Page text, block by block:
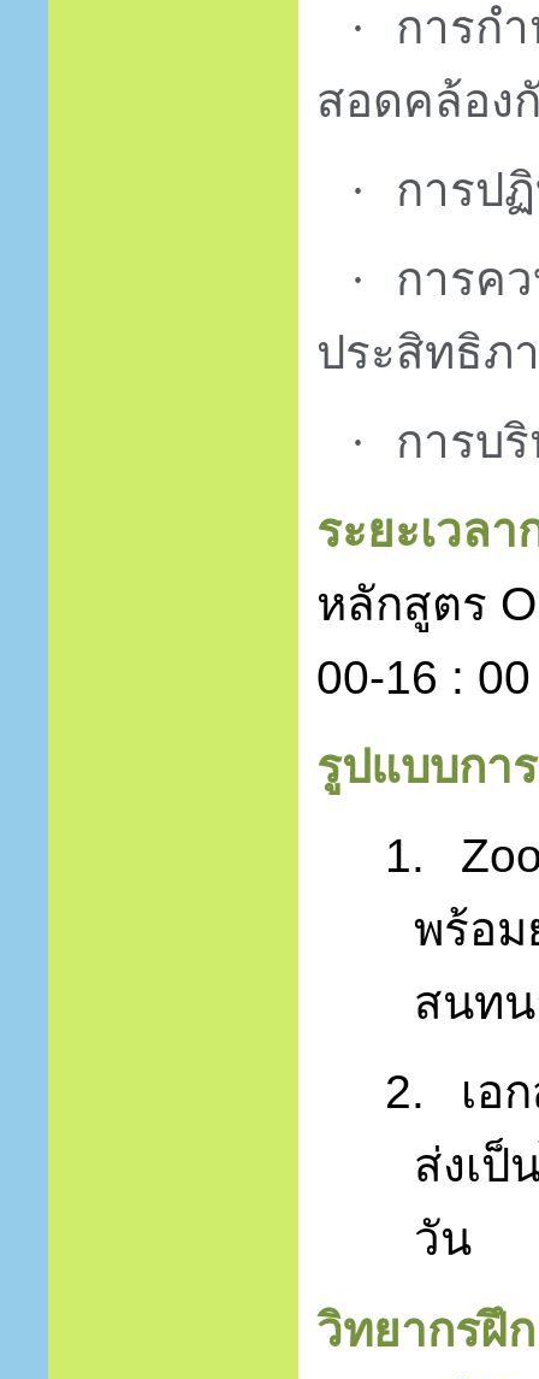
·
การก
สอดคล้อง
· การป
·
การค
ประสิทธิภ
·
การบ
ระยะเวล
หลักสูตร
00-16 :
รูปแบบกา
1.
พร้อ
สนท
2.
เอ
ส่งเ
วัน
วิทยากรฝึ